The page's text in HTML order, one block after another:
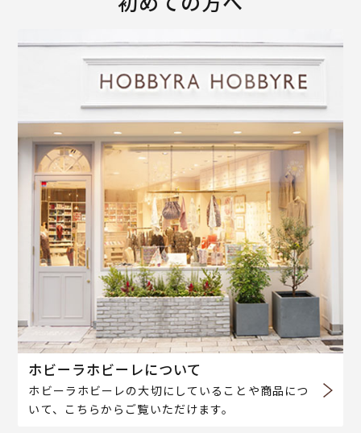
ホビーラホビーレについて
ホビーラホビーレの大切にしていることや商品につ
いて、こちらからご覧いただけます。